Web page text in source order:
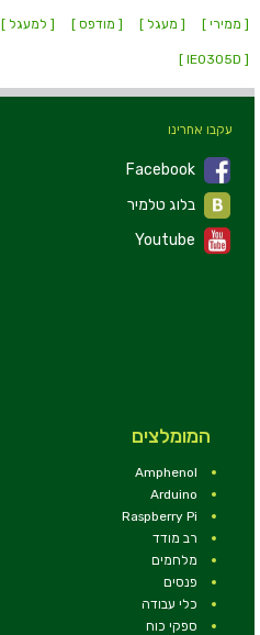
[ ממירי ] [ מעגל ] [ מודפס ] [ למעגל ]
[ IE0305D ]
עקבו אחרינו
Facebook
Youtube
המומלצים
Amphenol
Arduino
Raspberry Pi
רב מודד
מלחמים
פנסים
כלי עבודה
ספקי כוח